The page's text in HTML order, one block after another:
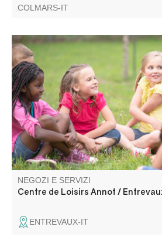
COLMARS-IT
Il centro accoglie i vostri bambini ad
nei locali delle scuole elementari e
un'ampia gamma di attività musicali,
all'aria aperta, adattate alle
NEGOZI E SERVIZI
Centre de Loisirs Annot /
ENTREVAUX-IT